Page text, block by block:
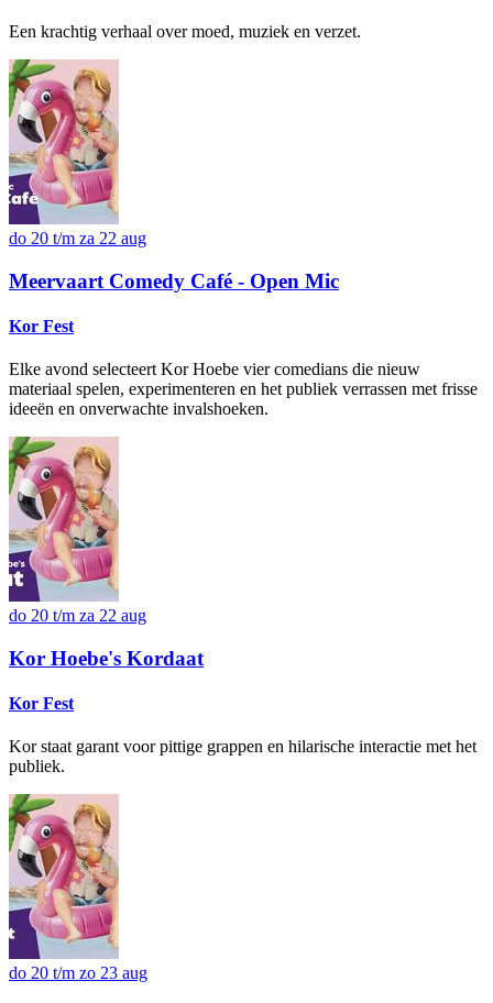
Een krachtig verhaal over moed, muziek en verzet.
do 20 t/m za 22 aug
Meervaart Comedy Café - Open Mic
Kor Fest
Elke avond selecteert Kor Hoebe vier comedians die nieuw
materiaal spelen, experimenteren en het publiek verrassen met frisse
ideeën en onverwachte invalshoeken.
do 20 t/m za 22 aug
Kor Hoebe's Kordaat
Kor Fest
Kor staat garant voor pittige grappen en hilarische interactie met het
publiek.
do 20 t/m zo 23 aug